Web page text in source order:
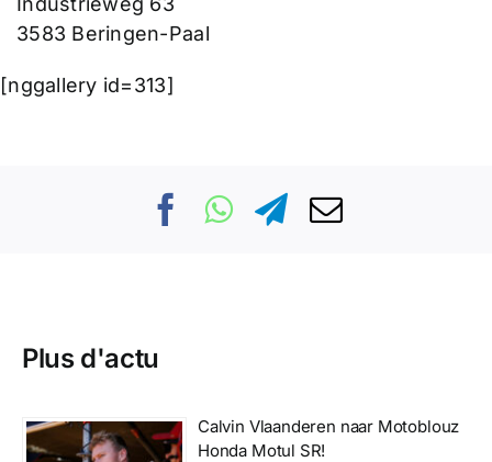
3583 Beringen-Paal
[nggallery id=313]
Plus d'actu
Calvin Vlaanderen naar Motoblouz
Honda Motul SR!